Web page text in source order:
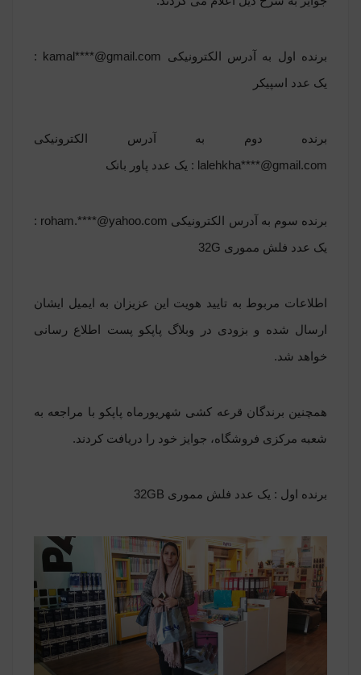
برنده اول به آدرس الکترونیکی kamal****@gmail.com
:
یک عدد اسپیکر
برنده دوم به آدرس الکترونیکی
lalehkha****@gmail.com : یک عدد پاور بانک
برنده سوم به آدرس الکترونیکی roham.****@yahoo.com
:
یک عدد فلش مموری 32G
اطلاعات مربوط به تایید هویت این عزیزان به ایمیل ایشان
ارسال شده و بزودی در وبلاگ پاپکو پست اطلاع رسانی
خواهد شد.
همچنین برندگان قرعه کشی شهریورماه پاپکو با مراجعه به
شعبه مرکزی فروشگاه، جوایز خود را دریافت کردند.
برنده اول : یک عدد فلش مموری 32GB